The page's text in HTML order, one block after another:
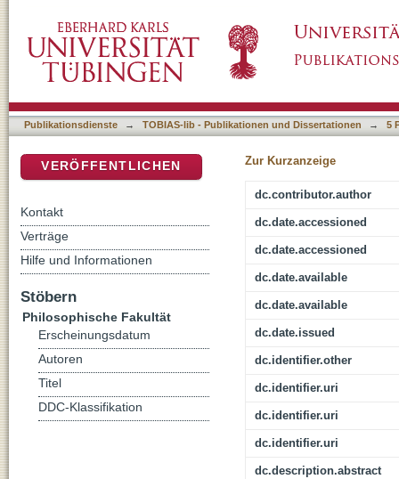
German
Publikationsdienste → TOBIAS-lib - Publikationen und Dissertationen → 5
Zur Kurzanzeige
dc.contributor.author
dc.date.accessioned
dc.date.accessioned
dc.date.available
dc.date.available
dc.date.issued
dc.identifier.other
dc.identifier.uri
dc.identifier.uri
dc.identifier.uri
dc.description.abstract
VERÖFFENTLICHEN
Kontakt
Verträge
Hilfe und Informationen
Stöbern
Philosophische Fakultät
Erscheinungsdatum
Autoren
Titel
DDC-Klassifikation